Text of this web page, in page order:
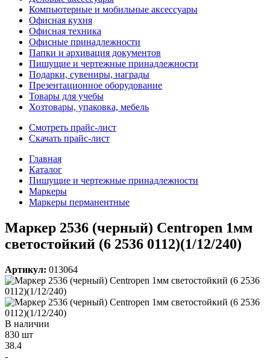
Компьютерные и мобильные аксессуары
Офисная кухня
Офисная техника
Офисные принадлежности
Папки и архивация документов
Пишущие и чертежные принадлежности
Подарки, сувениры, награды
Презентационное оборудование
Товары для учебы
Хозтовары, упаковка, мебель
Смотреть прайс-лист
Скачать прайс-лист
Главная
Каталог
Пишущие и чертежные принадлежности
Маркеры
Маркеры перманентные
Маркер 2536 (черный) Centropen 1мм
светостойкий (6 2536 0112)(1/12/240)
Артикул: 013064
В наличии
830 шт
38.4
-